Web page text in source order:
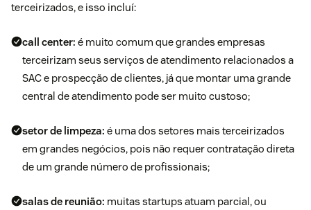
terceirizados, e isso incluí:
call center: é muito comum que grandes empresas
terceirizam seus serviços de atendimento relacionados a
SAC e prospecção de clientes, já que montar uma grande
central de atendimento pode ser muito custoso;
setor de limpeza: é uma dos setores mais terceirizados
em grandes negócios, pois não requer contratação direta
de um grande número de profissionais;
salas de reunião: muitas startups atuam parcial, ou